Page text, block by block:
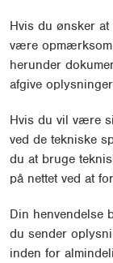
Hvis du ønsker
være opmærksom
herunder
afgive
Hvis du vil være
ved de tekniske
du at bruge
på nettet ved at
Din henvendelse
du sender
inden for